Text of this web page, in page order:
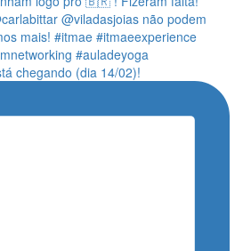
chegando (dia 14/02)!